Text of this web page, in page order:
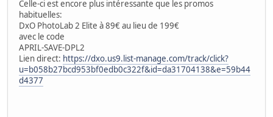
Celle-ci est encore plus intéressante que les promos
habituelles:
DxO PhotoLab 2 Elite à 89€ au lieu de 199€
avec le code
APRIL-SAVE-DPL2
Lien direct: https://dxo.us9.list-manage.com/track/click?
u=b058b27bcd953bf0edb0c322f&id=da31704138&e=59b44
d4377